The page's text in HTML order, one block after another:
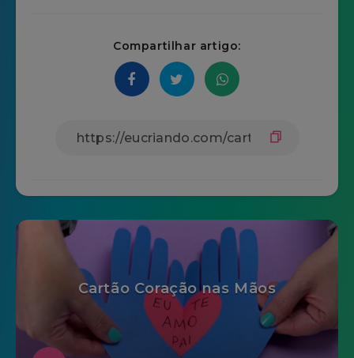
Compartilhar artigo:
Cartão Coração nas Mãos